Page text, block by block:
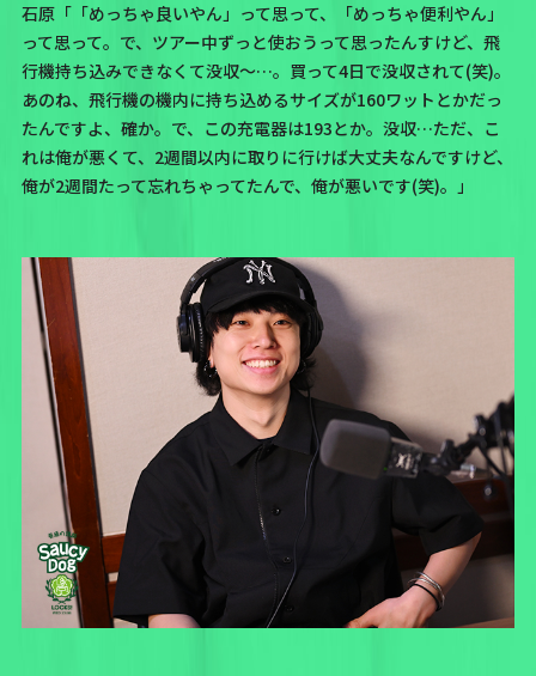
石原「「めっちゃ良いやん」って思って、「めっちゃ便利やん」
って思って。で、ツアー中ずっと使おうって思ったんすけど、飛
行機持ち込みできなくて没収～…。買って4日で没収されて(笑)。
あのね、飛行機の機内に持ち込めるサイズが160ワットとかだっ
たんですよ、確か。で、この充電器は193とか。没収…ただ、こ
れは俺が悪くて、2週間以内に取りに行けば大丈夫なんですけど、
俺が2週間たって忘れちゃってたんで、俺が悪いです(笑)。」